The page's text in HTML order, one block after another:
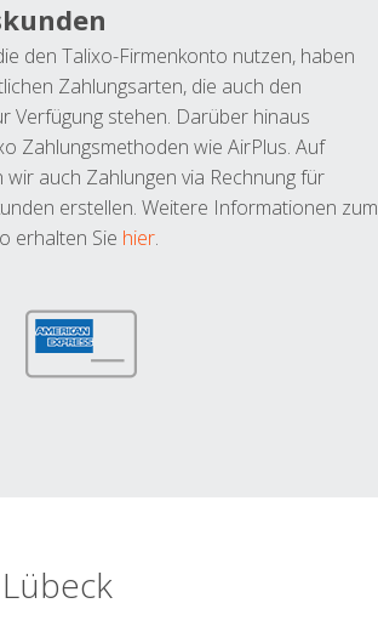
den Talixo-Firmenkonto nutzen, haben
Zahlungsarten, die auch den
Verfügung stehen. Darüber hinaus
Zahlungsmethoden wie AirPlus. Auf
auch Zahlungen via Rechnung für
erstellen. Weitere Informationen zum
erhalten Sie hier.